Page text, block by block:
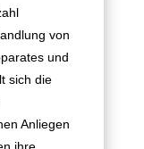
von
und
sich die
Anliegen